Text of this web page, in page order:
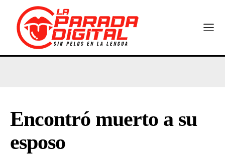
Encontró muerto a su
esposo